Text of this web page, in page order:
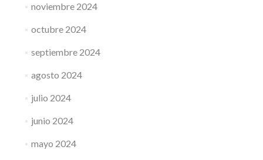
noviembre 2024
octubre 2024
septiembre 2024
agosto 2024
julio 2024
junio 2024
mayo 2024